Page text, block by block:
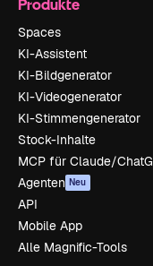
Spaces
KI-Assistent
KI-Bildgenerator
KI-Videogenerator
KI-Stimmengenerator
Stock-Inhalte
MCP für Claude/
Agenten Neu
API
Mobile App
Alle Magnific-Tools